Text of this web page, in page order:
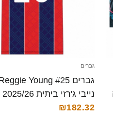
גברים
קצרה
₪182.32